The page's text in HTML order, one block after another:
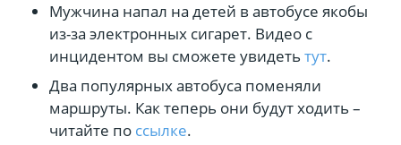
Мужчина напал на детей в автобусе якобы
из-за электронных сигарет. Видео с
инцидентом вы сможете увидеть тут.
Два популярных автобуса поменяли
маршруты. Как теперь они будут ходить –
читайте по ссылке.